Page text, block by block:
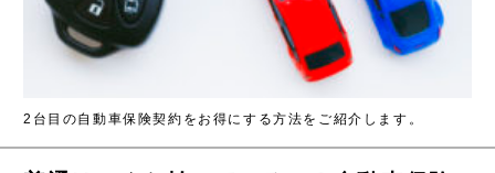
2台目の自動車保険契約をお得にする方法をご紹介します。